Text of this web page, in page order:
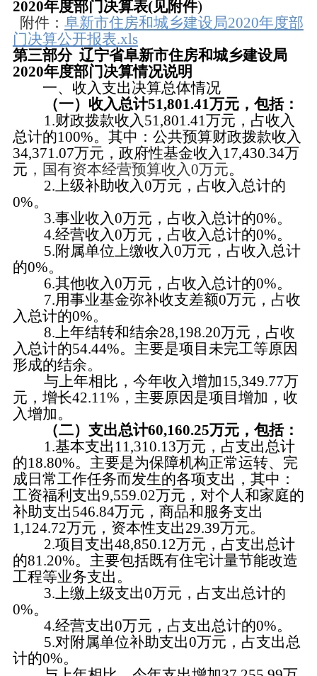
2020年度部门决算表(见附件)
附件： 阜新市住房和城乡建设局2020年度部
门决算公开报表.xls
第三部分 辽宁省阜新市住房和城乡建设局
2020年度部门决算情况说明
一、收入支出决算总体情况
（一）收入总计51,801.41万元，包括：
1.财政拨款收入51,801.41万元，占收入
总计的100%。其中：公共预算财政拨款收入
34,371.07万元，政府性基金收入 17,430.34万
元 ，国有资本经营预算收入0万元。
2.上级补助收入0万元，占收入总计的
0%。
3.事业收入0万元，占收入总计的0%。
4.经营收入0万元，占收入总计的0%。
5.附属单位上缴收入0万元，占收入总计
的0%。
6.其他收入0万元，占收入总计的0%。
7.用事业基金弥补收支差额0万元，占收
入总计的0%。
8.上年结转和结余28,198.20万元，占收
入总计的54.44%。 主要是项目未完工等原因
形成的结余。
与上年相比，今年收入增加15,349.77万
元，增长42.11%，主要原因是项目增加，收
入增加。
（二）支出总计60,160.25万元，包括：
1.基本支出11,310.13万元，占支出总计
的18.80%。主要是为保障机构正常运转、完
成日常工作任务而发生的各项支出，其中：
工资福利支出9,559.02万元，对个人和家庭的
补助支出546.84万元，商品和服务支出
1,124.72万元， 资本性支出29.39万元。
2.项目支出48,850.12万元，占支出总计
的81.20%。主要包括既有住宅计量节能改造
工程等业务支出。
3.上缴上级支出0万元，占支出总计的
0%。
4.经营支出0万元，占支出总计的0%。
5.对附属单位补助支出0万元，占支出总
计的0%。